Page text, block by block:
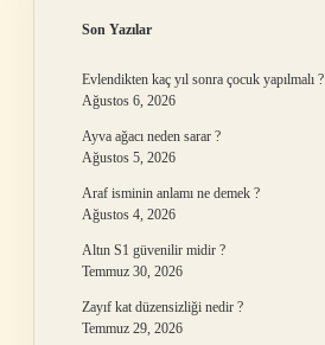
Son Yazılar
Evlendikten kaç yıl sonra çocuk yapılmalı ?
Ağustos 6, 2026
Ayva ağacı neden sarar ?
Ağustos 5, 2026
Araf isminin anlamı ne demek ?
Ağustos 4, 2026
Altın S1 güvenilir midir ?
Temmuz 30, 2026
Zayıf kat düzensizliği nedir ?
Temmuz 29, 2026